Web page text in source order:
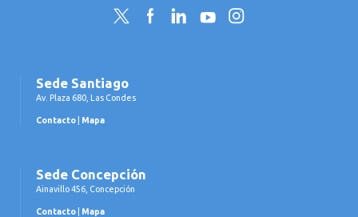
Twitter FacebookLinkedInYouTubeInstagram
Sede Santiago
Av. Plaza 680, Las Condes
Contacto Mapa
Sede Concepción
Ainavillo 456, Concepción
Contacto Mapa